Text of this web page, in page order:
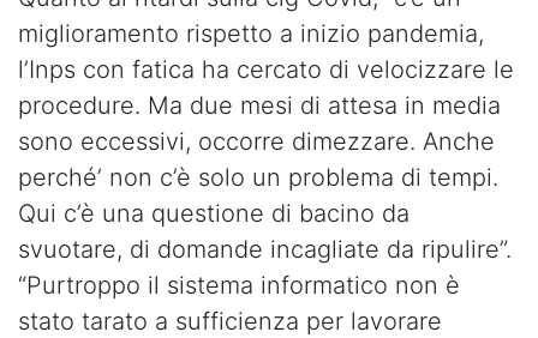
miglioramento rispetto a inizio pandemia,
l’Inps con fatica ha cercato di velocizzare le
procedure. Ma due mesi di attesa in media
sono eccessivi, occorre dimezzare. Anche
perché’ non c’è solo un problema di tempi.
Qui c’è una questione di bacino da
svuotare, di domande incagliate da ripulire”.
“Purtroppo il sistema informatico non è
stato tarato a sufficienza per lavorare